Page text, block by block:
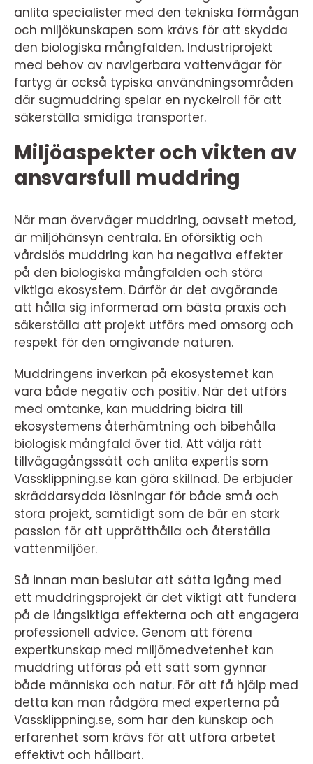
anlita specialister med den tekniska förmågan
och miljökunskapen som krävs för att skydda
den biologiska mångfalden. Industriprojekt
med behov av navigerbara vattenvägar för
fartyg är också typiska användningsområden
där sugmuddring spelar en nyckelroll för att
säkerställa smidiga transporter.
Miljöaspekter och vikten av
ansvarsfull muddring
När man överväger muddring, oavsett metod,
är miljöhänsyn centrala. En oförsiktig och
vårdslös muddring kan ha negativa effekter
på den biologiska mångfalden och störa
viktiga ekosystem. Därför är det avgörande
att hålla sig informerad om bästa praxis och
säkerställa att projekt utförs med omsorg och
respekt för den omgivande naturen.
Muddringens inverkan på ekosystemet kan
vara både negativ och positiv. När det utförs
med omtanke, kan muddring bidra till
ekosystemens återhämtning och bibehålla
biologisk mångfald över tid. Att välja rätt
tillvägagångssätt och anlita expertis som
Vassklippning.se kan göra skillnad. De erbjuder
skräddarsydda lösningar för både små och
stora projekt, samtidigt som de bär en stark
passion för att upprätthålla och återställa
vattenmiljöer.
Så innan man beslutar att sätta igång med
ett muddringsprojekt är det viktigt att fundera
på de långsiktiga effekterna och att engagera
professionell advice. Genom att förena
expertkunskap med miljömedvetenhet kan
muddring utföras på ett sätt som gynnar
både människa och natur. För att få hjälp med
detta kan man rådgöra med experterna på
Vassklippning.se, som har den kunskap och
erfarenhet som krävs för att utföra arbetet
effektivt och hållbart.